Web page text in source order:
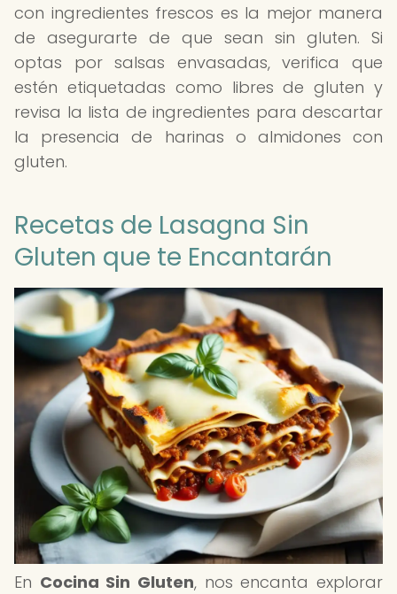
con ingredientes frescos es la mejor manera
de asegurarte de que sean sin gluten. Si
optas por salsas envasadas, verifica que
estén etiquetadas como libres de gluten y
revisa la lista de ingredientes para descartar
la presencia de harinas o almidones con
gluten.
Recetas de Lasagna Sin
Gluten que te Encantarán
En Cocina Sin Gluten, nos encanta explorar